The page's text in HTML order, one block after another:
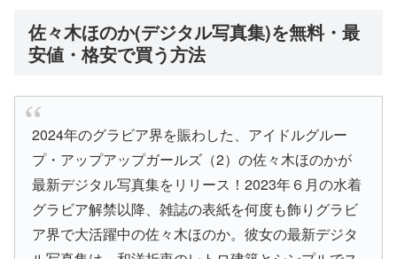
佐々木ほのか(デジタル写真集)を無料・最
安値・格安で買う方法
2024年のグラビア界を賑わした、アイドルグルー
プ・アップアップガールズ（2）の佐々木ほのかが
最新デジタル写真集をリリース！2023年６月の水着
グラビア解禁以降、雑誌の表紙を何度も飾りグラビ
ア界で大活躍中の佐々木ほのか。彼女の最新デジタ